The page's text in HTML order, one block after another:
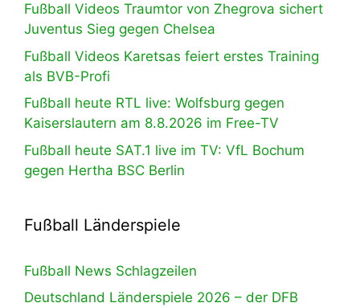
Fußball Videos Traumtor von Zhegrova sichert
Juventus Sieg gegen Chelsea
Fußball Videos Karetsas feiert erstes Training
als BVB-Profi
Fußball heute RTL live: Wolfsburg gegen
Kaiserslautern am 8.8.2026 im Free-TV
Fußball heute SAT.1 live im TV: VfL Bochum
gegen Hertha BSC Berlin
Fußball Länderspiele
Fußball News Schlagzeilen
Deutschland Länderspiele 2026 – der DFB